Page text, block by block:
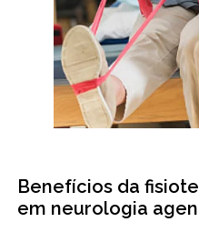
Benefícios da
em neurologia